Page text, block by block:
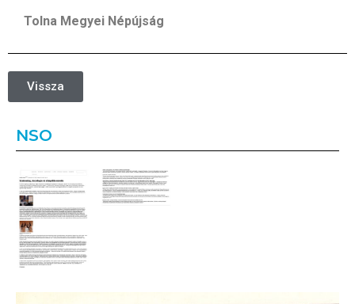
Tolna Megyei Népújság
Vissza
NSO